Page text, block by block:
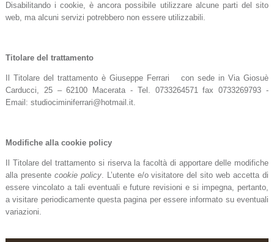
Disabilitando i cookie, è ancora possibile utilizzare alcune parti del sito
web, ma alcuni servizi potrebbero non essere utilizzabili.
Titolare del trattamento
Il Titolare del trattamento è Giuseppe Ferrari con sede in Via Giosuè
Carducci, 25 – 62100 Macerata - Tel. 0733264571 fax 0733269793 -
Email: studiociminiferrari@hotmail.it.
Modifiche alla cookie policy
Il Titolare del trattamento si riserva la facoltà di apportare delle modifiche
alla presente cookie policy. L’utente e/o visitatore del sito web accetta di
essere vincolato a tali eventuali e future revisioni e si impegna, pertanto,
a visitare periodicamente questa pagina per essere informato su eventuali
variazioni.